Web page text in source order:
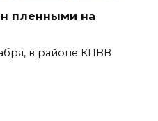
пленными на
в районе КПВВ